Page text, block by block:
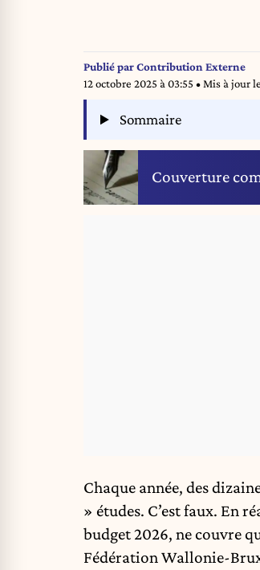
Publié parContribution Externe
12 octobre 2025 à 03:55 • Mis à jour le
Sommaire
Couverture
Chaque année, des
» études. C’est faux. En
budget 2026, ne couvre
Fédération Wallonie-